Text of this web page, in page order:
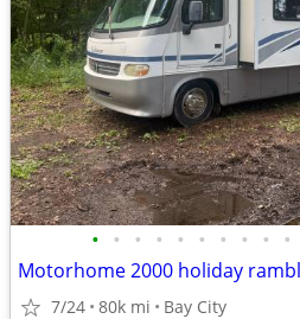
• • • • • • • • • •
7/24 80k mi Bay City